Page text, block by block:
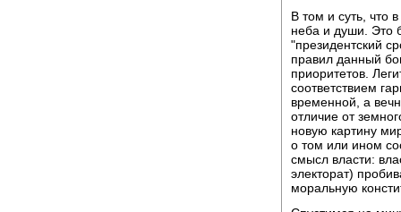
В том и суть, что
неба и души. Это
"президентский
правил данный
приоритетов.
соответствием
временной, а
отличие от
новую картину
о том или ином
смысл власти:
электорат)
моральную